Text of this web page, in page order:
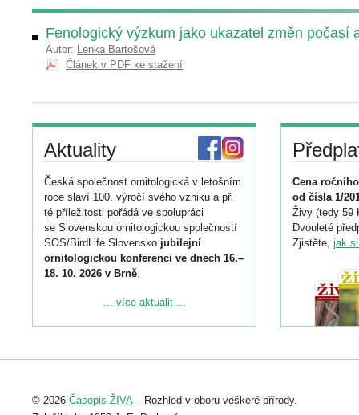
Fenologický výzkum jako ukazatel změn počasí
Autor: Lenka Bartošová
Článek v PDF ke stažení
Aktuality
Česká společnost ornitologická v letošním
roce slaví 100. výročí svého vzniku a při
té příležitosti pořádá ve spolupráci
se Slovenskou ornitologickou společností
SOS/BirdLife Slovensko jubilejní
ornitologickou konferenci ve dnech 16.–
18. 10. 2026 v Brně.
Podrobnější informace ke konferenci
Registrovat se můžete do 6. září.
abstraktu přihlášené přednášky nebo
... více aktualit ...
Cena
od čísla 1/
Živy (tedy 59
Dvouleté
Zjistěte, jak
© 2026 Časopis ŽIVA– Rozhled v oboru veškeré přírody.